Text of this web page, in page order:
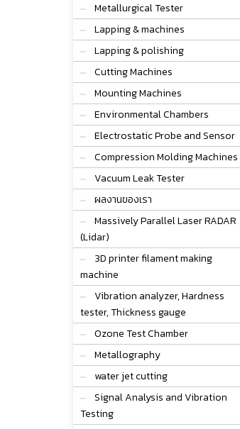
Metallurgical Tester
Lapping & machines
Lapping & polishing
Cutting Machines
Mounting Machines
Environmental Chambers
Electrostatic Probe and Sensor
Compression Molding Machines
Vacuum Leak Tester
ผลงานของเรา
Massively Parallel Laser RADAR
(Lidar)
3D printer filament making
machine
Vibration analyzer, Hardness
tester, Thickness gauge
Ozone Test Chamber
Metallography
water jet cutting
Signal Analysis and Vibration
Testing